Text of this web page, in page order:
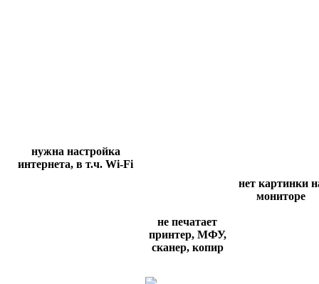
нужна настройка
интернета, в т.ч. Wi-Fi
не печатает
принтер, МФУ,
сканер, копир
нет картинки
мониторе